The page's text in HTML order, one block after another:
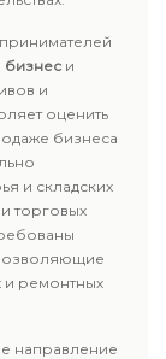
бизнес и
и
оценить
бизнеса
и складских
торговых
и ремонтных
направление